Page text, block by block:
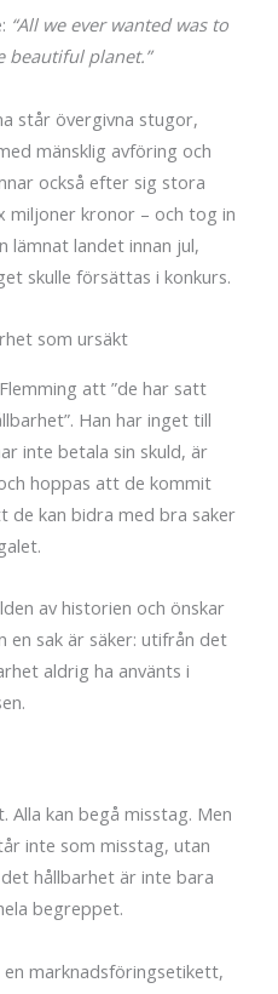
“All we ever wanted was to
beautiful planet.”
står övergivna stugor,
mänsklig avföring och
också efter sig stora
miljoner kronor – och tog in
landet innan jul,
skulle försättas i konkurs.
som ursäkt
att ”de har satt
Han har inget till
inte betala sin skuld, är
hoppas att de kommit
de kan bidra med bra saker
av historien och önskar
en sak är säker: utifrån det
aldrig ha använts i
Alla kan begå misstag. Men
inte som misstag, utan
hållbarhet är inte bara
begreppet.
marknadsföringsetikett,